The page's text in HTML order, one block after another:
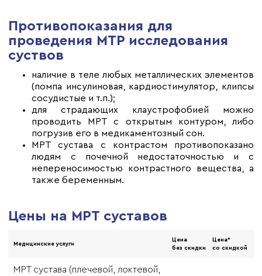
Противопоказания для
проведения МТР исследования
суствов
наличие в теле любых металлических элементов
(помпа инсулиновая, кардиостимулятор, клипсы
сосудистые и т.п.);
для страдающих клаустрофобией можно
проводить МРТ с открытым контуром, либо
погрузив его в медикаментозный сон.
МРТ сустава с контрастом противопоказано
людям с почечной недостаточностью и с
непереносимостью контрастного вещества, а
также беременным.
Цены на МРТ суставов
Медицинские услуги
Цена
без скидки
Цена*
со скидкой
МРТ сустава (плечевой, локтевой,